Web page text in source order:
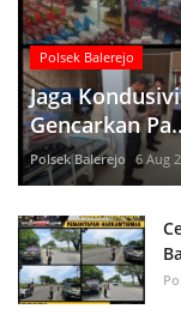
Polsek Balerejo
Jaga
Gencarkan
Polsek Balerejo 6 Aug